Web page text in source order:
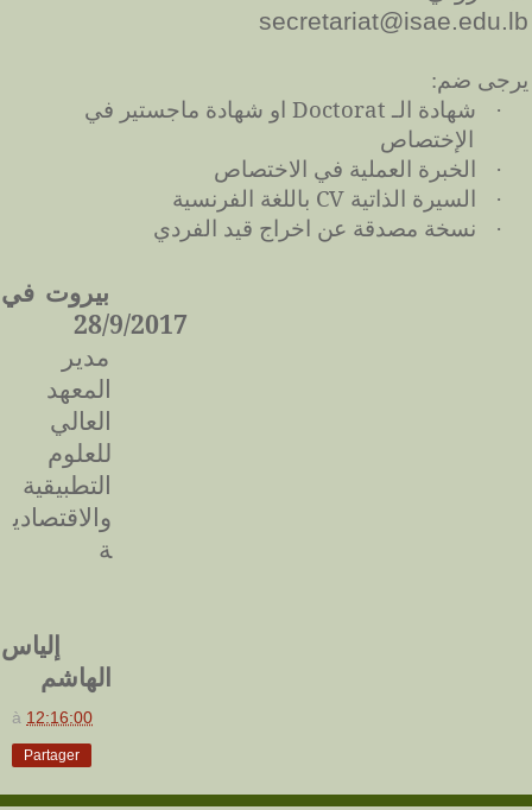
secretariat@isae.edu.lb
يرجى ضم:
·
شهادة الـ Doctoratاو شهادة ماجستير في
الإختصاص
· الخبرة العملية في الاختصاص
· السيرة الذاتية CV باللغة الفرنسية
· نسخة مصدقة عن اخراج قيد الفردي
بيروت في
28/9/2017
مدير
المعهد
العالي
للعلوم
التطبيقية
والاقتصادي
ة
إلياس
الهاشم
à 12:16:00
Partager